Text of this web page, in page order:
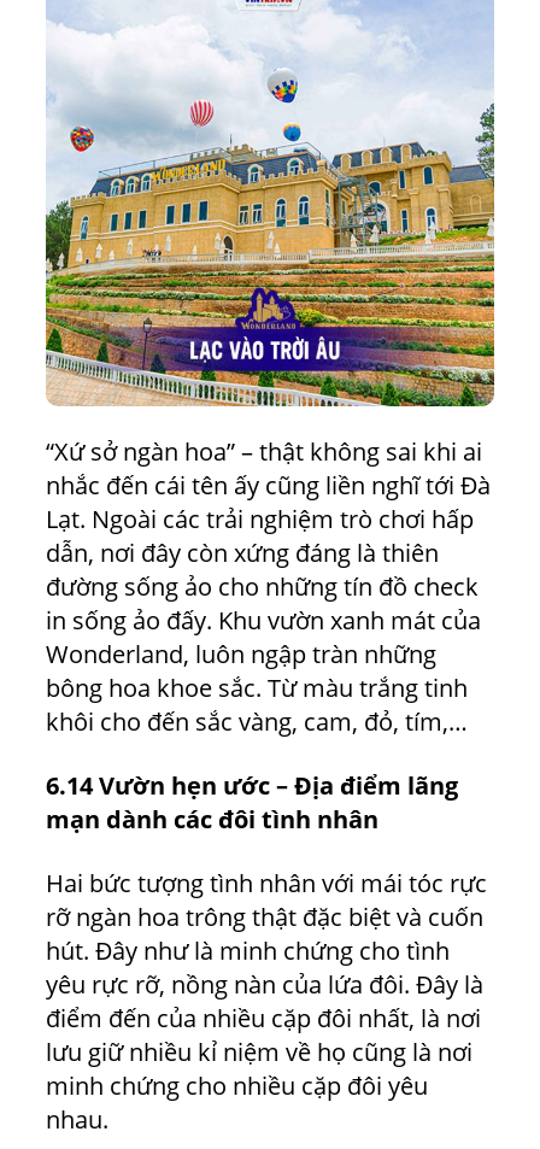
“Xứ sở ngàn hoa” – thật không sai khi ai
nhắc đến cái tên ấy cũng liền nghĩ tới Đà
Lạt. Ngoài các trải nghiệm trò chơi hấp
dẫn, nơi đây còn xứng đáng là thiên
đường sống ảo cho những tín đồ check
in sống ảo đấy. Khu vườn xanh mát của
Wonderland, luôn ngập tràn những
bông hoa khoe sắc. Từ màu trắng tinh
khôi cho đến sắc vàng, cam, đỏ, tím,…
6.14 Vườn hẹn ước – Địa điểm lãng
mạn dành các đôi tình nhân
Hai bức tượng tình nhân với mái tóc rực
rỡ ngàn hoa trông thật đặc biệt và cuốn
hút. Đây như là minh chứng cho tình
yêu rực rỡ, nồng nàn của lứa đôi. Đây là
điểm đến của nhiều cặp đôi nhất, là nơi
lưu giữ nhiều kỉ niệm về họ cũng là nơi
minh chứng cho nhiều cặp đôi yêu
nhau.